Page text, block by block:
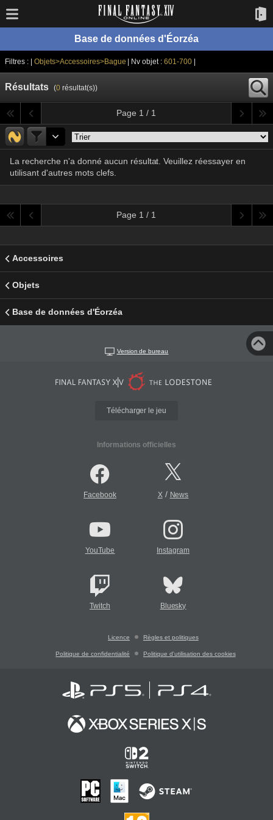
Base de données d'Éorzéa
Filtres : | Objets>Accessoires>Bague | Nv objet :601-700
Résultats (0résultat(s))
Page 1 / 1
La recherche n'a donné aucun résultat. Veuillez réessayer en
utilisant d'autres mots clefs.
Page 1 / 1
Accessoires
Objets
Base de données d'Éorzéa
Version de bureau
Télécharger le jeu
Informations officielles
Facebook X/ News
YouTube Instagram
Twitch Bluesky
Licence Règles et politiques
Politique de confidentialité Politique d'utilisation des cookies